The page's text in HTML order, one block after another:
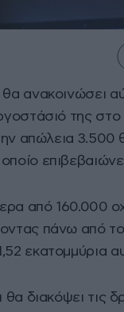
θα ανακοινώσει
της στο
απώλεια 3.500
από 160.000
πάνω από
εκατομμύρια
διακόψει τις